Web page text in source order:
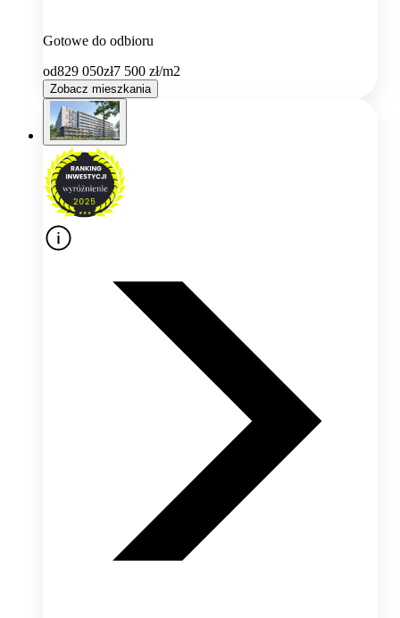
Gotowe do odbioru
od829 050zł7 500 zł/m2
Zobacz mieszkania